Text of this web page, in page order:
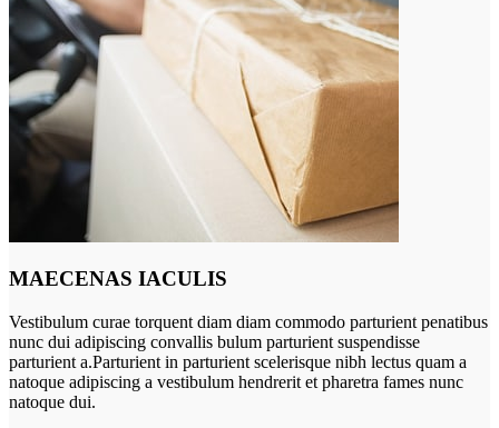
MAECENAS IACULIS
Vestibulum curae torquent diam diam commodo parturient penatibus
nunc dui adipiscing convallis bulum parturient suspendisse
parturient a.Parturient in parturient scelerisque nibh lectus quam a
natoque adipiscing a vestibulum hendrerit et pharetra fames nunc
natoque dui.